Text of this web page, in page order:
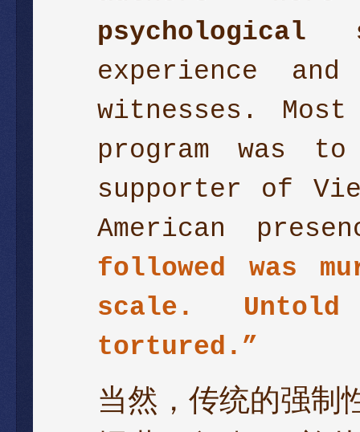
psychological
experience
witnesses.
program was
supporter of
American
followed was
scale. Un
tortured.”
当然，传统的强制